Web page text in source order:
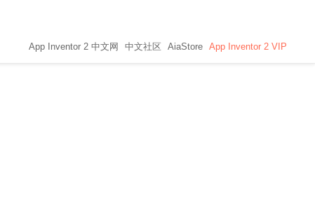
App Inventor 2 中文网 中文社区 AiaStore App Inventor 2 VIP